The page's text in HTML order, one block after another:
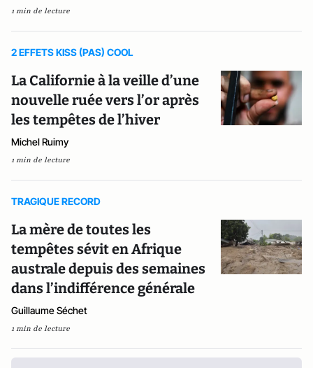
1 min de lecture
2 EFFETS KISS (PAS) COOL
La Californie à la veille d’une
nouvelle ruée vers l’or après
les tempêtes de l’hiver
Michel Ruimy
1 min de lecture
TRAGIQUE RECORD
La mère de toutes les
tempêtes sévit en Afrique
australe depuis des semaines
dans l’indifférence générale
Guillaume Séchet
1 min de lecture